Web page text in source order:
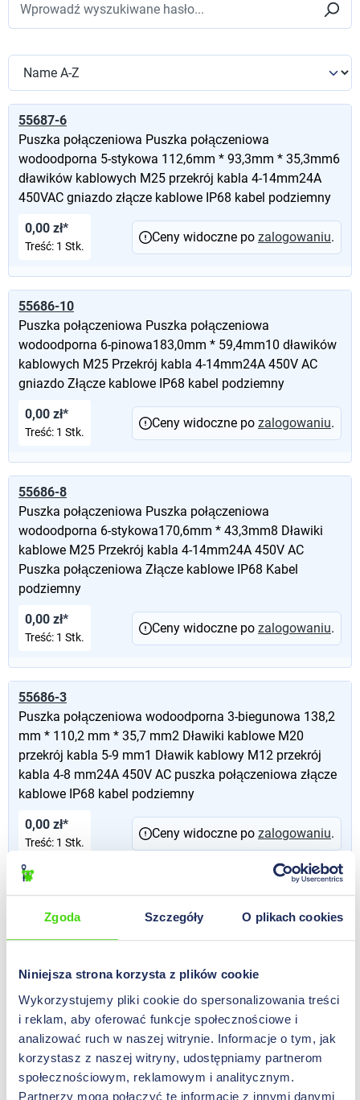
Zgoda Szczegóły O plikach cookies
Niniejsza strona korzysta z plików cookie
Wykorzystujemy pliki cookie do spersonalizowania treści
i reklam, aby oferować funkcje społecznościowe i
analizować ruch w naszej witrynie. Informacje o tym, jak
korzystasz z naszej witryny, udostępniamy partnerom
społecznościowym, reklamowym i analitycznym.
Partnerzy mogą połączyć te informacje z innymi danymi
55687-6
Puszka połączeniowa Puszka połączeniowa
wodoodporna 5-stykowa 112,6mm * 93,3mm * 35,3mm6
dławików kablowych M25 przekrój kabla 4-14mm24A
450VAC gniazdo złącze kablowe IP68 kabel podziemny
0,00 zł*
Treść: 1 Stk.
Ceny widoczne po zalogowaniu.
55686-10
Puszka połączeniowa Puszka połączeniowa
wodoodporna 6-pinowa183,0mm * 59,4mm10 dławików
kablowych M25 Przekrój kabla 4-14mm24A 450V AC
gniazdo Złącze kablowe IP68 kabel podziemny
0,00 zł*
Treść: 1 Stk.
Ceny widoczne po zalogowaniu.
55686-8
Puszka połączeniowa Puszka połączeniowa
wodoodporna 6-stykowa170,6mm * 43,3mm8 Dławiki
kablowe M25 Przekrój kabla 4-14mm24A 450V AC
Puszka połączeniowa Złącze kablowe IP68 Kabel
podziemny
0,00 zł*
Treść: 1 Stk.
Ceny widoczne po zalogowaniu.
55686-3
Puszka połączeniowa wodoodporna 3-biegunowa 138,2
mm * 110,2 mm * 35,7 mm2 Dławiki kablowe M20
przekrój kabla 5-9 mm1 Dławik kablowy M12 przekrój
kabla 4-8 mm24A 450V AC puszka połączeniowa złącze
kablowe IP68 kabel podziemny
0,00 zł*
Treść: 1 Stk.
Ceny widoczne po zalogowaniu.
Verteilerdose wasserdicht
Treść:1 Stk.
55687-2
Verteilerdose wasserdicht 5-polig
0,00 zł*
Ceny widoczne po zalogowaniu .